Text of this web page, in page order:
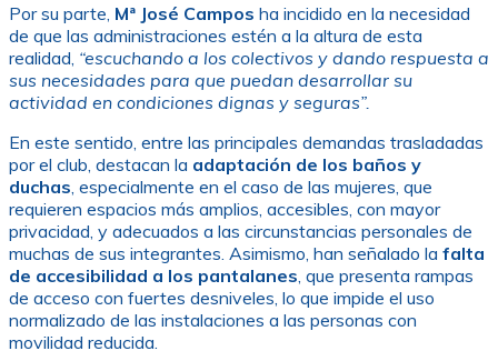
Por su parte, Mª José Campos ha incidido en la necesidad
de que las administraciones estén a la altura de esta
realidad, “escuchando a los colectivos y dando respuesta a
sus necesidades para que puedan desarrollar su
actividad en condiciones dignas y seguras”.
En este sentido, entre las principales demandas trasladadas
por el club, destacan la adaptación de los baños y
duchas , especialmente en el caso de las mujeres, que
requieren espacios más amplios, accesibles, con mayor
privacidad, y adecuados a las circunstancias personales de
muchas de sus integrantes. Asimismo, han señalado la falta
de accesibilidad a los pantalanes , que presenta rampas
de acceso con fuertes desniveles, lo que impide el uso
normalizado de las instalaciones a las personas con
movilidad reducida.